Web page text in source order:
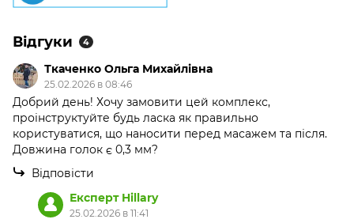
Відгуки 4
Ткаченко Ольга Михайлівна
25.02.2026 в 08:46
Добрий день! Хочу замовити цей комплекс,
проінструктуйте будь ласка як правильно
користуватися, що наносити перед масажем та після.
Довжина голок є 0,3 мм?
Відповісти
Експерт Hillary
25.02.2026 в 11:41